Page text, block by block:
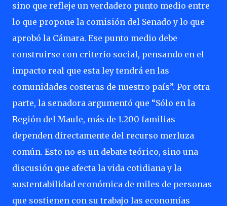
sino que refleje un verdadero punto medio entre
lo que propone la comisión del Senado y lo que
aprobó la Cámara. Ese punto medio debe
construirse con criterio social, pensando en el
impacto real que esta ley tendrá en las
comunidades costeras de nuestro país”. Por otra
parte, la senadora argumentó que “Sólo en la
Región del Maule, más de 1.200 familias
dependen directamente del recurso merluza
común. Esto no es un debate teórico, sino una
discusión que afecta la vida cotidiana y la
sustentabilidad económica de miles de personas
que sostienen con su trabajo las economías